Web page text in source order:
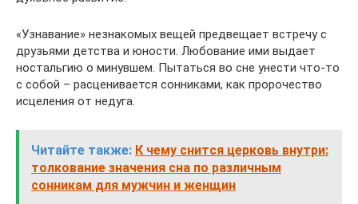
«Узнавание» незнакомых вещей предвещает встречу с
друзьями детства и юности. Любование ими выдает
ностальгию о минувшем. Пытаться во сне унести что-то
с собой – расценивается сонниками, как пророчество
исцеления от недуга.
Читайте также: К чему снится церковь внутри:
толкование значения сна по различным
сонникам для мужчин и женщин